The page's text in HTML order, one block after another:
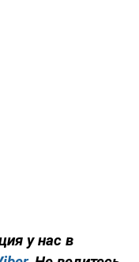
у нас в